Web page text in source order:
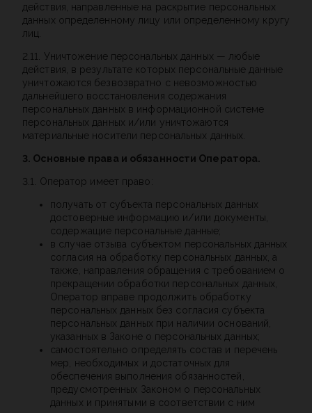
действия, направленные на раскрытие персональных
данных определенному лицу или определенному кругу
лиц.
2.11. Уничтожение персональных данных — любые
действия, в результате которых персональные данные
уничтожаются безвозвратно с невозможностью
дальнейшего восстановления содержания
персональных данных в информационной системе
персональных данных и/или уничтожаются
материальные носители персональных данных.
3. Основные права и обязанности Оператора.
3.1. Оператор имеет право:
получать от субъекта персональных данных
достоверные информацию и/или документы,
содержащие персональные данные;
в случае отзыва субъектом персональных данных
согласия на обработку персональных данных, а
также, направления обращения с требованием о
прекращении обработки персональных данных,
Оператор вправе продолжить обработку
персональных данных без согласия субъекта
персональных данных при наличии оснований,
указанных в Законе о персональных данных;
самостоятельно определять состав и перечень
мер, необходимых и достаточных для
обеспечения выполнения обязанностей,
предусмотренных Законом о персональных
данных и принятыми в соответствии с ним